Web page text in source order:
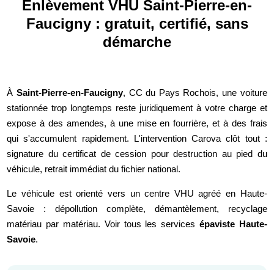
Enlèvement VHU Saint-Pierre-en-
Faucigny : gratuit, certifié, sans
démarche
À Saint-Pierre-en-Faucigny, CC du Pays Rochois, une voiture
stationnée trop longtemps reste juridiquement à votre charge et
expose à des amendes, à une mise en fourrière, et à des frais
qui s'accumulent rapidement. L'intervention Carova clôt tout :
signature du certificat de cession pour destruction au pied du
véhicule, retrait immédiat du fichier national.
Le véhicule est orienté vers un centre VHU agréé en Haute-
Savoie : dépollution complète, démantèlement, recyclage
matériau par matériau. Voir tous les services épaviste Haute-
Savoie.